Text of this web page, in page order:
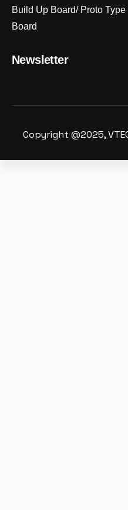
Build Up Board/ Proto Type
Board
Newsletter
Copyright @2025,